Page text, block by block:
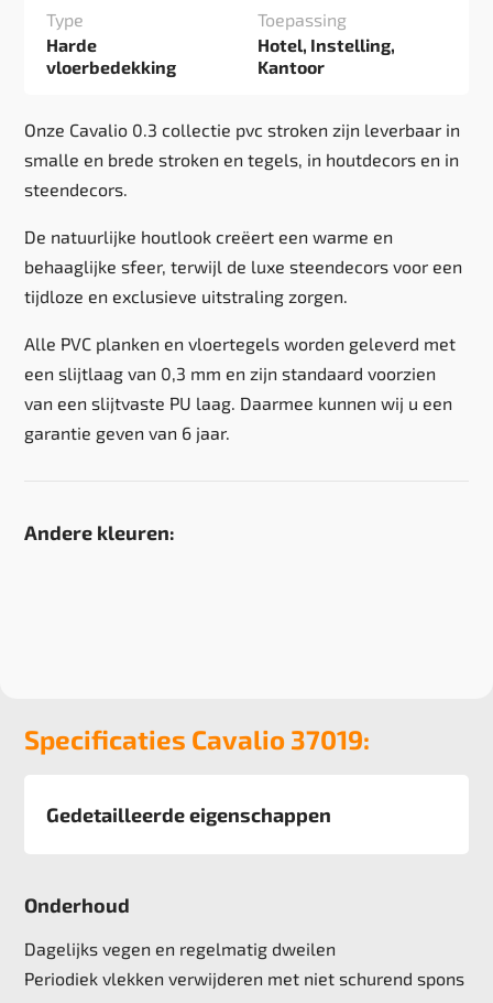
Type
Harde
vloerbedekking
Toepassing
Hotel, Instelling,
Kantoor
Onze Cavalio 0.3 collectie pvc stroken zijn leverbaar in
smalle en brede stroken en tegels, in houtdecors en in
steendecors.
De natuurlijke houtlook creëert een warme en
behaaglijke sfeer, terwijl de luxe steendecors voor een
tijdloze en exclusieve uitstraling zorgen.
Alle PVC planken en vloertegels worden geleverd met
een slijtlaag van 0,3 mm en zijn standaard voorzien
van een slijtvaste PU laag. Daarmee kunnen wij u een
garantie geven van 6 jaar.
Andere kleuren:
Specificaties Cavalio 37019:
Gedetailleerde eigenschappen
Pool
Totale hoogte
2 mm
Onderhoud
Dagelijks vegen en regelmatig dweilen
Periodiek vlekken verwijderen met niet schurend spons